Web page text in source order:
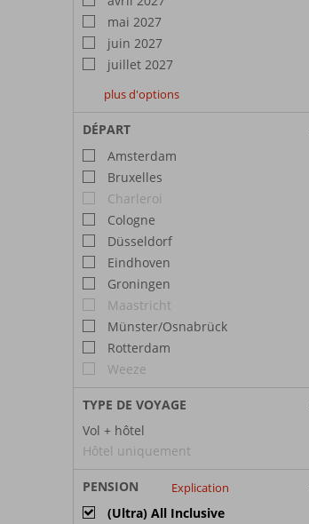
mai 2027
juin 2027
juillet 2027
août
2027
septembre
2027
octobre
2027
plus d'options
DÉPART
Amsterdam
Bruxelles
Charleroi
Cologne
Düsseldorf
Eindhoven
Groningen
Maastricht
Münster/Osnabrück
Rotterdam
Weeze
TYPE DE VOYAGE
Vol + hôtel
Hôtel uniquement
PENSION Explication
(Ultra) All Inclusive